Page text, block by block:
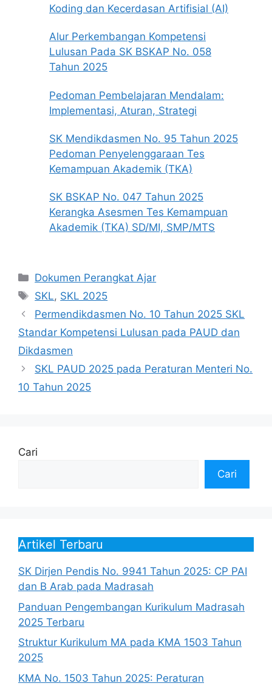
Koding dan Kecerdasan Artifisial (AI)
Alur Perkembangan Kompetensi
Lulusan Pada SK BSKAP No. 058
Tahun 2025
Pedoman Pembelajaran Mendalam:
Implementasi, Aturan, Strategi
SK Mendikdasmen No. 95 Tahun 2025
Pedoman Penyelenggaraan Tes
Kemampuan Akademik (TKA)
SK BSKAP No. 047 Tahun 2025
Kerangka Asesmen Tes Kemampuan
Akademik (TKA) SD/MI, SMP/MTS
Kategori
Dokumen Perangkat Ajar
Tag
SKL, SKL 2025
Permendikdasmen No. 10 Tahun 2025 SKL
Standar Kompetensi Lulusan pada PAUD dan
Dikdasmen
SKL PAUD 2025 pada Peraturan Menteri No.
10 Tahun 2025
Cari
Cari
Artikel Terbaru
SK Dirjen Pendis No. 9941 Tahun 2025: CP PAI
dan B Arab pada Madrasah
Panduan Pengembangan Kurikulum Madrasah
2025 Terbaru
Struktur Kurikulum MA pada KMA 1503 Tahun
2025
KMA No. 1503 Tahun 2025: Peraturan